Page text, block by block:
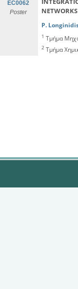
EC0062
Poster
NETWORKS
P.
1 Τμήμα
2 Τμήμα